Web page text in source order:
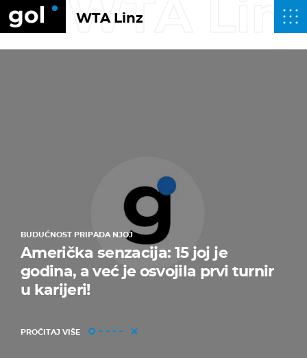
WTA Linz
WTA
BUDUĆNOST PRIPADA NJOJ
Američka senzacija: 15 joj je
godina, a već je osvojila prvi turnir
u karijeri!
PROČITAJ VIŠE